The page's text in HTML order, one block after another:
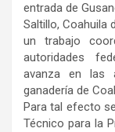
entrada de
Saltillo, Coahuila
un trabajo
autoridades
avanza en las
ganadería de
Para tal efecto
Técnico para la